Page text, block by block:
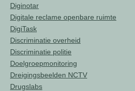
Diginotar
Digitale reclame openbare ruimte
DigiTask
Discriminatie overheid
Discriminatie politie
Doelgroepmonitoring
Dreigingsbeelden NCTV
Drugslabs